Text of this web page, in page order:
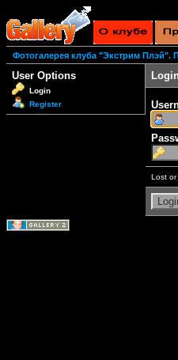
Фотогалерея клуба "Экстрим Плэй".
User Options
Login
Register
Lost or